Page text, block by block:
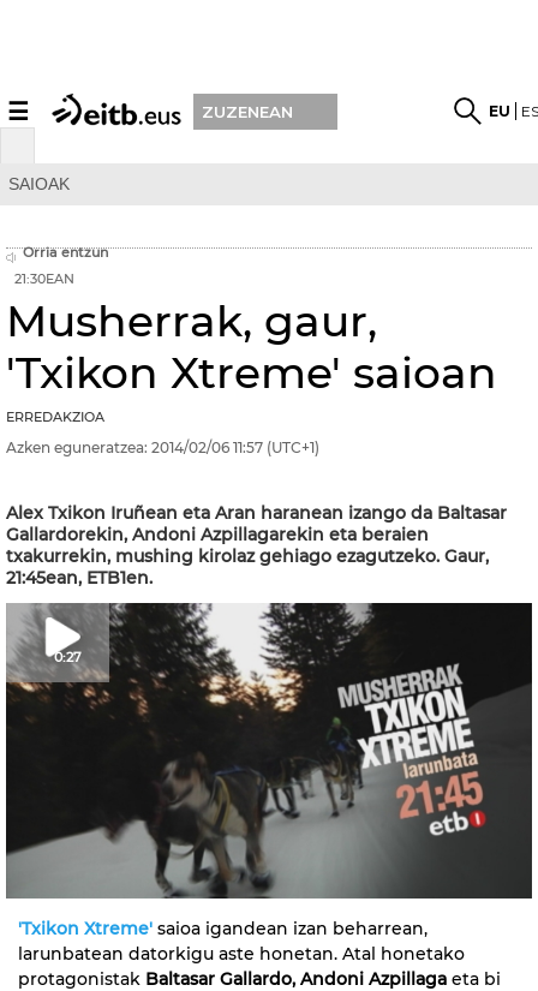
☰ ZUZENEAN EU
SAIOAK
Orria entzun
21:30EAN
Musherrak, gaur,
'Txikon Xtreme' saioan
ERREDAKZIOA
Azken eguneratzea: 2014/02/06 11:57 (UTC+1)
Alex Txikon Iruñean eta Aran haranean izango da Baltasar
Gallardorekin, Andoni Azpillagarekin eta beraien
txakurrekin, mushing kirolaz gehiago ezagutzeko. Gaur,
21:45ean, ETB1en.
0:27
'Txikon Xtreme' saioa igandean izan beharrean,
larunbatean datorkigu aste honetan. Atal honetako
protagonistak Baltasar Gallardo, Andoni Azpillaga eta bi